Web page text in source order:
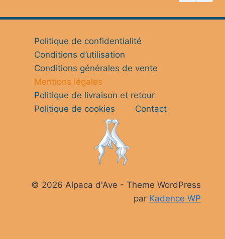
Politique de confidentialité
Conditions d’utilisation
Conditions générales de vente
Mentions légales
Politique de livraison et retour
Politique de cookies
Contact
© 2026 Alpaca d'Ave - Theme WordPress
par Kadence WP